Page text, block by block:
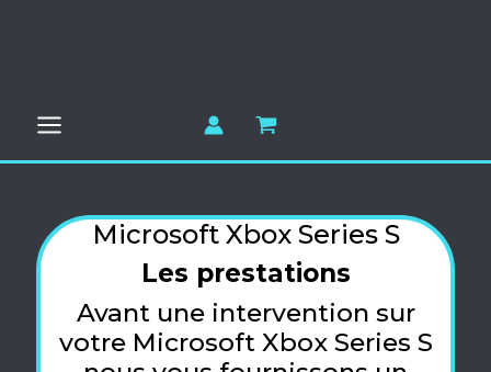
Microsoft Xbox Series S
Les prestations
Avant une intervention sur
votre Microsoft Xbox Series S